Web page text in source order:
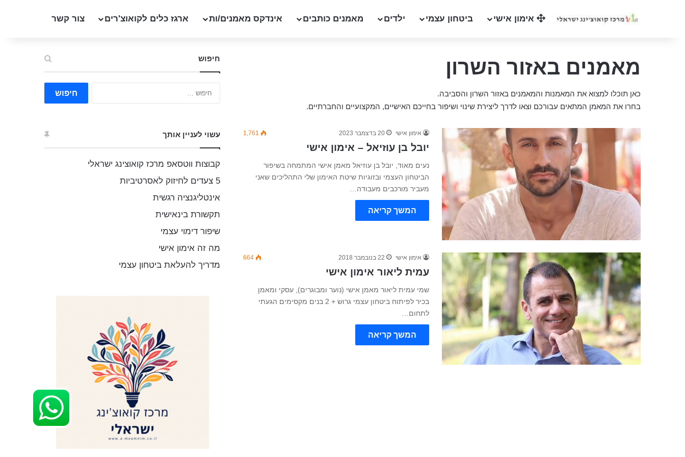
אימון אישי ביטחון עצמי ילדים מאמנים כותבים אינדקס מאמנים/ות ארגז כלים לקואוצ'רים צור קשר
מאמנים באזור השרון
כאן תוכלו למצוא את המאמנות והמאמנים באזור השרון והסביבה.
בחרו את המאמן המתאים עבורכם וצאו לדרך ליצירת שינוי ושיפור בחייכם האישיים, המקצועיים והחברתיים.
אימון אישי 20 בדצמבר 2023 1,761
יובל בן עוזיאל – אימון אישי
נעים מאוד, יובל בן עוזיאל מאמן אישי המתמחה בשיפור
הביטחון העצמי ובזוגיות שיטת האימון שלי התהליכים שאני
מעביר מורכבים מעבודה…
המשך קריאה
אימון אישי 22 בנובמבר 2018 664
עמית ליאור אימון אישי
שמי עמית ליאור מאמן אישי (נוער ומבוגרים), עסקי ומאמן
בכיר לפיתוח ביטחון עצמי גרוש + 2 בנים מקסימים הגעתי
לתחום…
המשך קריאה
חיפוש
עשוי לעניין אותך
קבוצות ווטסאפ מרכז קואוצינג ישראלי
5 צעדים לחיזוק לאסרטיביות
אינטליגנציה רגשית
תקשורת בינאישית
שיפור דימוי עצמי
מה זה אימון אישי
מדריך להעלאת ביטחון עצמי